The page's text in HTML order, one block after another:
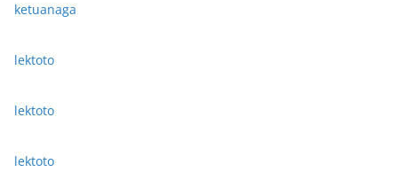
ketuanaga
lektoto
lektoto
lektoto